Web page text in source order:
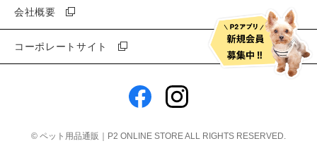
会社概要
コーポレートサイト
© ペット用品通販｜P2 ONLINE STOREALL RIGHTS RESERVED.